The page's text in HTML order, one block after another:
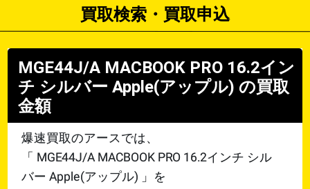
買取検索・買取申込
MGE44J/A MACBOOK PRO 16.2イン
チ シルバー Apple(アップル) の買取
金額
爆速買取のアースでは、
「 MGE44J/A MACBOOK PRO 16.2インチ シル
バー Apple(アップル) 」を